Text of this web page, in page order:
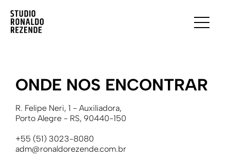
ONDE NOS ENCONTRAR
R. Felipe Neri, 1 - Auxiliadora,
Porto Alegre - RS, 90440-150
+55 (51) 3023-8080
adm@ronaldorezende.com.br